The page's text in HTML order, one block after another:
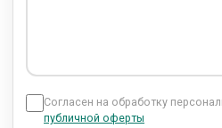
Согласен на обработку
публичной оферты